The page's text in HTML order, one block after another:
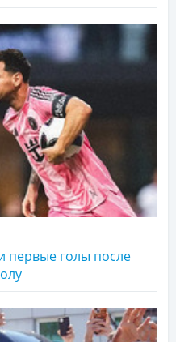
первые голы после